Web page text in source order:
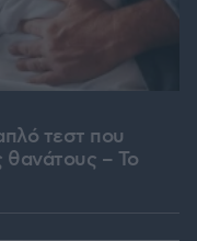
τεστ που
θανάτους – Το